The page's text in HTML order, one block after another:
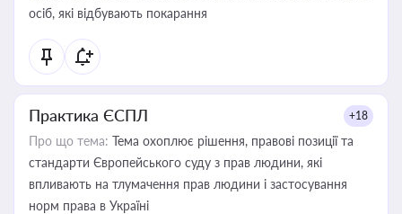
осіб, які відбувають покарання
Практика ЄСПЛ +18
Про що тема: Тема охоплює рішення, правові позиції та
стандарти Європейського суду з прав людини, які
впливають на тлумачення прав людини і застосування
норм права в Україні